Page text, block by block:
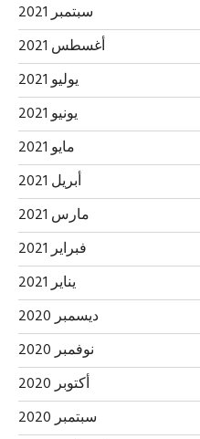
سبتمبر 2021
أغسطس 2021
يوليو 2021
يونيو 2021
مايو 2021
أبريل 2021
مارس 2021
فبراير 2021
يناير 2021
ديسمبر 2020
نوفمبر 2020
أكتوبر 2020
سبتمبر 2020